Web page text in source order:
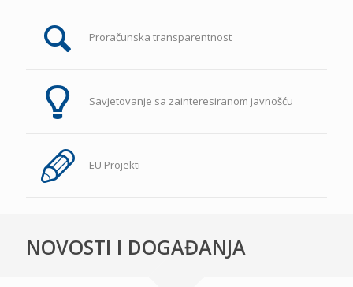
Proračunska transparentnost
Savjetovanje sa zainteresiranom javnošću
EU Projekti
NOVOSTI I DOGAĐANJA